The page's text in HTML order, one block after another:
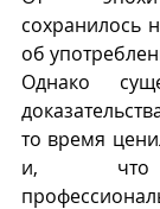
сохранилось
об
Однако
то время
и, что